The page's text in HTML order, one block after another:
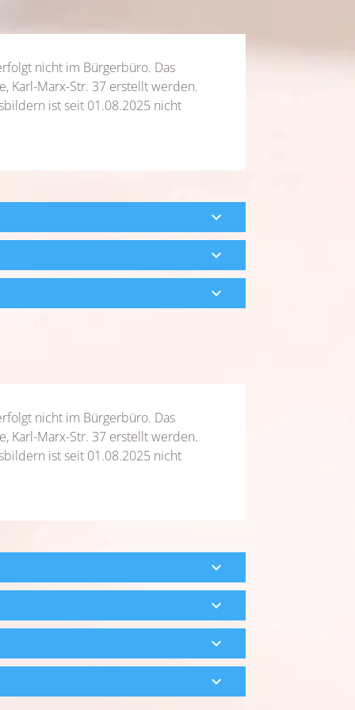
nicht im Bürgerbüro. Das
Karl-Marx-Str. 37 erstellt werden.
ist seit 01.08.2025 nicht
expand_more
expand_more
expand_more
nicht im Bürgerbüro. Das
Karl-Marx-Str. 37 erstellt werden.
ist seit 01.08.2025 nicht
expand_more
expand_more
expand_more
expand_more